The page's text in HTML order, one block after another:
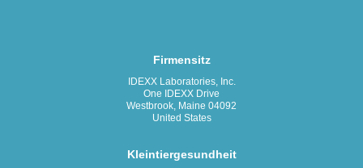
Firmensitz
IDEXX Laboratories, Inc.
One IDEXX Drive
Westbrook, Maine 04092
United States
Kleintiergesundheit